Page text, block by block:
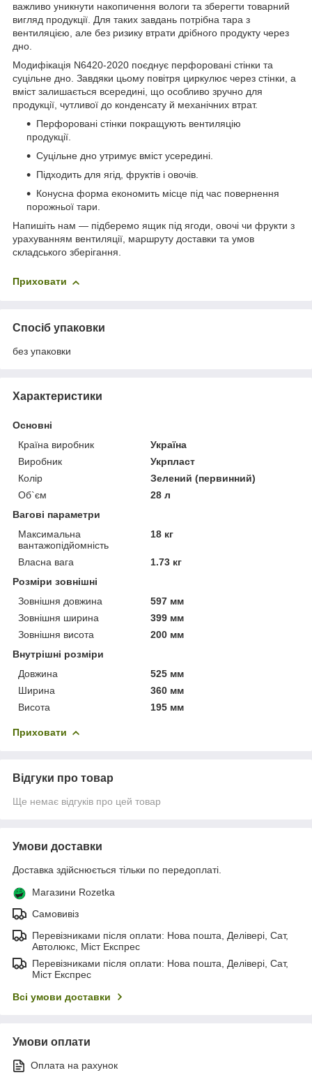
важливо уникнути накопичення вологи та зберегти товарний
вигляд продукції. Для таких завдань потрібна тара з
вентиляцією, але без ризику втрати дрібного продукту через
дно.
Модифікація N6420-2020 поєднує перфоровані стінки та
суцільне дно. Завдяки цьому повітря циркулює через стінки, а
вміст залишається всередині, що особливо зручно для
продукції, чутливої до конденсату й механічних втрат.
Перфоровані стінки покращують вентиляцію
продукції.
Суцільне дно утримує вміст усередині.
Підходить для ягід, фруктів і овочів.
Конусна форма економить місце під час повернення
порожньої тари.
Напишіть нам — підберемо ящик під ягоди, овочі чи фрукти з
урахуванням вентиляції, маршруту доставки та умов
складського зберігання.
Приховати
Спосіб упаковки
без упаковки
Характеристики
Основні
Країна виробник
Україна
Виробник
Укрпласт
Колір
Зелений (первинний)
Об`єм
28 л
Вагові параметри
Максимальна
вантажопідйомність
18 кг
Власна вага
1.73 кг
Розміри зовнішні
Зовнішня довжина
597 мм
Зовнішня ширина
399 мм
Зовнішня висота
200 мм
Внутрішні розміри
Довжина
525 мм
Ширина
360 мм
Висота
195 мм
Приховати
Відгуки про товар
Ще немає відгуків про цей товар
Умови доставки
Доставка здійснюється тільки по передоплаті.
Магазини Rozetka
Самовивіз
Перевізниками після оплати: Нова пошта, Делівері, Сат,
Автолюкс, Міст Експрес
Перевізниками після оплати: Нова пошта, Делівері, Сат,
Міст Експрес
Всі умови доставки
Умови оплати
Оплата на рахунок